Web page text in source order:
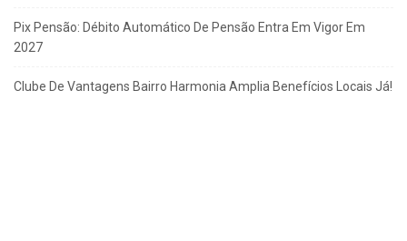
Pix Pensão: Débito Automático De Pensão Entra Em Vigor Em
2027
Clube De Vantagens Bairro Harmonia Amplia Benefícios Locais Já!